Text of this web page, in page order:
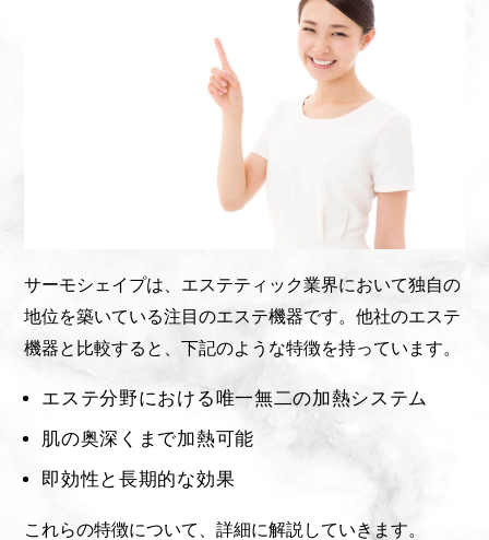
サーモシェイプは、エステティック業界において独自の
地位を築いている注目のエステ機器です。他社のエステ
機器と比較すると、下記のような特徴を持っています。
エステ分野における唯一無二の加熱システム
肌の奥深くまで加熱可能
即効性と長期的な効果
これらの特徴について、詳細に解説していきます。